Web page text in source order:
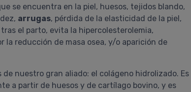
se encuentra en la piel, huesos, tejidos blando,
arrugas, pérdida de la elasticidad de la piel,
el parto, evita la hipercolesterolemia,
la reducción de masa osea, y/o aparición de
nuestro gran aliado: el colágeno hidrolizado. Es
a partir de huesos y de cartílago bovino, y es